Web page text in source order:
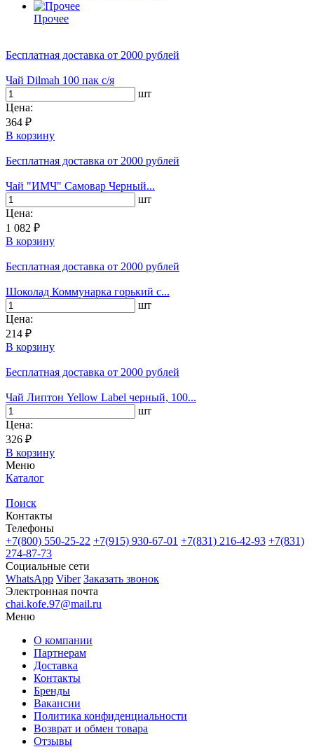
Прочее
Бесплатная доставка от 2000 рублей
Чай Dilmah 100 пак с/я
шт
Цена:
364 ₽
В корзину
Бесплатная доставка от 2000 рублей
Чай "ИМЧ" Самовар Черный...
шт
Цена:
1 082 ₽
В корзину
Бесплатная доставка от 2000 рублей
Шоколад Коммунарка горький с...
шт
Цена:
214 ₽
В корзину
Бесплатная доставка от 2000 рублей
Чай Липтон Yellow Label черный, 100...
шт
Цена:
326 ₽
В корзину
Меню
Каталог
Поиск
Контакты
Телефоны
+7(800) 550-25-22 +7(915) 930-67-01 +7(831) 216-42-93 +7(831)
274-87-73
Социальные сети
WhatsApp Viber Заказать звонок
Электронная почта
chai.kofe.97@mail.ru
Меню
О компании
Партнерам
Доставка
Контакты
Бренды
Вакансии
Политика конфиденциальности
Возврат и обмен товара
Отзывы